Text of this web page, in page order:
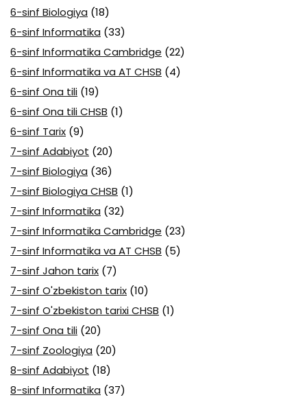
6-sinf Biologiya (18)
6-sinf Informatika (33)
6-sinf Informatika Cambridge (22)
6-sinf Informatika va AT CHSB (4)
6-sinf Ona tili (19)
6-sinf Ona tili CHSB (1)
6-sinf Tarix (9)
7-sinf Adabiyot (20)
7-sinf Biologiya (36)
7-sinf Biologiya CHSB (1)
7-sinf Informatika (32)
7-sinf Informatika Cambridge (23)
7-sinf Informatika va AT CHSB (5)
7-sinf Jahon tarix (7)
7-sinf O'zbekiston tarix (10)
7-sinf O'zbekiston tarixi CHSB (1)
7-sinf Ona tili (20)
7-sinf Zoologiya (20)
8-sinf Adabiyot (18)
8-sinf Informatika (37)